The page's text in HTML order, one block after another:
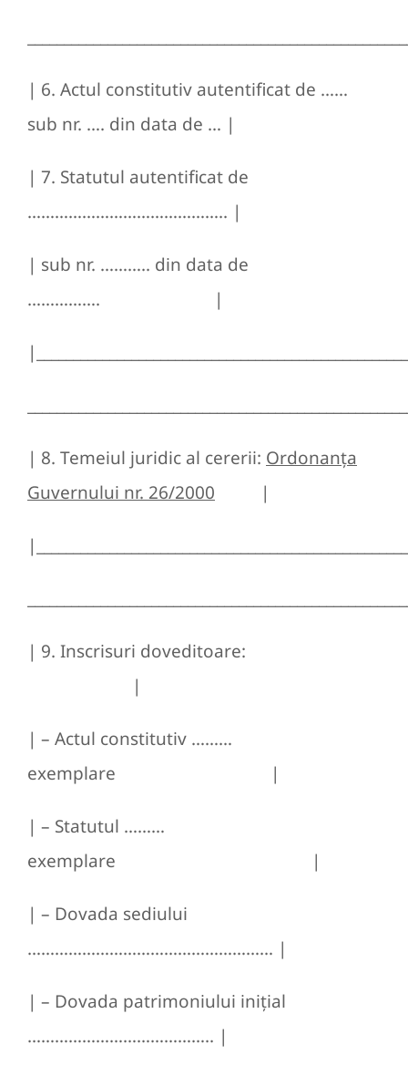
| 6. Actul constitutiv autentificat de ……
sub nr. …. din data de … |
| 7. Statutul autentificat de
…………………………………….. |
| sub nr. ……….. din data de
……………. |
| 8. Temeiul juridic al cererii: Ordonanţa
Guvernului nr. 26/2000 |
| 9. Inscrisuri doveditoare:
|
| – Actul constitutiv ………
exemplare |
| – Statutul ………
exemplare |
| – Dovada sediului
……………………………………………… |
| – Dovada patrimoniului iniţial
………………………………….. |